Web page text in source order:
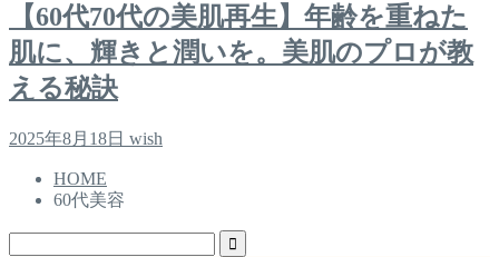
【60代70代の美肌再生】年齢を重ねた
肌に、輝きと潤いを。美肌のプロが教
える秘訣
2025年8月18日 wish
HOME
60代美容